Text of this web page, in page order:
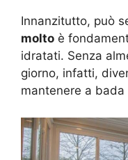
Innanzitutto, può
molto è
idratati. Senza
giorno, infatti,
mantenere a